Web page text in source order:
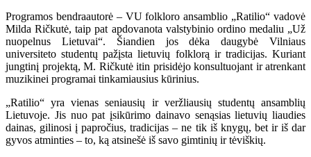
Programos bendraautorė – VU folkloro ansamblio „Ratilio“ vadovė
Milda Ričkutė, taip pat apdovanota valstybinio ordino medaliu „Už
nuopelnus Lietuvai“. Šiandien jos dėka daugybė Vilniaus
universiteto studentų pažįsta lietuvių folklorą ir tradicijas. Kuriant
jungtinį projektą, M. Ričkutė itin prisidėjo konsultuojant ir atrenkant
muzikinei programai tinkamiausius kūrinius.
„Ratilio“ yra vienas seniausių ir veržliausių studentų ansamblių
Lietuvoje. Jis nuo pat įsikūrimo dainavo senąsias lietuvių liaudies
dainas, gilinosi į papročius, tradicijas – ne tik iš knygų, bet ir iš dar
gyvos atminties – to, ką atsinešė iš savo gimtinių ir tėviškių.